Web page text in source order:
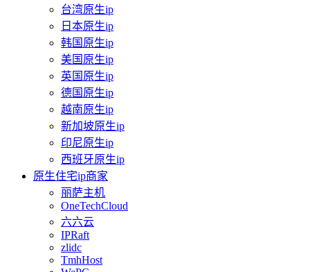
台湾原生ip
日本原生ip
韩国原生ip
美国原生ip
英国原生ip
德国原生ip
越南原生ip
新加坡原生ip
印尼原生ip
西班牙原生ip
原生住宅ip商家
丽萨主机
OneTechCloud
六六云
IPRaft
zlidc
TmhHost